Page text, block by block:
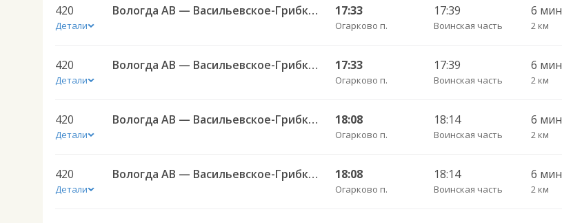
420
Детали
Вологда АВ — Васильевское-Грибково 420 17:33
Огарково п.
17:39
Воинская часть
6 мин
2 км
420
Детали
Вологда АВ — Васильевское-Грибково 420 17:33
Огарково п.
17:39
Воинская часть
6 мин
2 км
420
Детали
Вологда АВ — Васильевское-Грибково 420 18:08
Огарково п.
18:14
Воинская часть
6 мин
2 км
420
Детали
Вологда АВ — Васильевское-Грибково 420 18:08
Огарково п.
18:14
Воинская часть
6 мин
2 км